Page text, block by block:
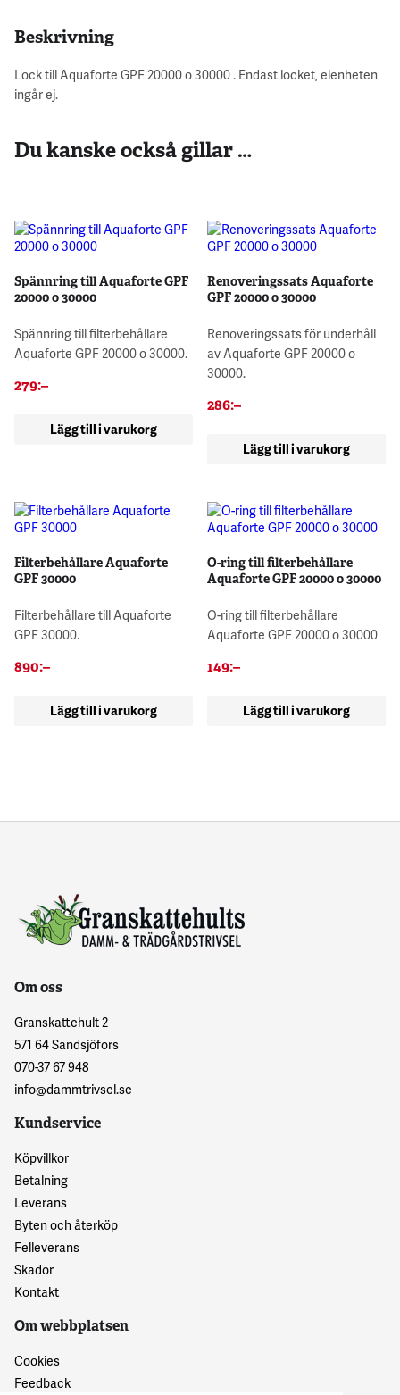
Beskrivning
Lock till Aquaforte GPF 20000 o 30000 . Endast locket, elenheten
ingår ej.
Du kanske också gillar …
Spännring till Aquaforte GPF
20000 o 30000
Spännring till filterbehållare
Aquaforte GPF 20000 o 30000.
279:–
Lägg till i varukorg
Renoveringssats Aquaforte
GPF 20000 o 30000
Renoveringssats för underhåll
av Aquaforte GPF 20000 o
30000.
286:–
Lägg till i varukorg
Filterbehållare Aquaforte
GPF 30000
Filterbehållare till Aquaforte
GPF 30000.
890:–
Lägg till i varukorg
O-ring till filterbehållare
Aquaforte GPF 20000 o 30000
O-ring till filterbehållare
Aquaforte GPF 20000 o 30000
149:–
Lägg till i varukorg
Om oss
Granskattehult 2
571 64 Sandsjöfors
070-37 67 948
info@dammtrivsel.se
Kundservice
Köpvillkor
Betalning
Leverans
Byten och återköp
Felleverans
Skador
Kontakt
Om webbplatsen
Cookies
Feedback